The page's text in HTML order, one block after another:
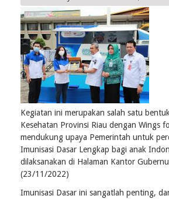
ke
VII
Ikatan
Ahli
Kesehatan
Masyarakat
Tahun
2022
Kegiatan ini merupakan salah satu
Kesehatan Provinsi Riau dengan Wings
mendukung upaya Pemerintah untuk
Imunisasi Dasar Lengkap bagi anak
dilaksanakan di Halaman Kantor
(23/11/2022)
Imunisasi Dasar ini sangatlah penting,